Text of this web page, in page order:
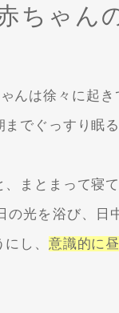
ちゃん
んは徐々に起
でぐっすり眠
まとまって寝
の光を浴び、日
し、 意識的に